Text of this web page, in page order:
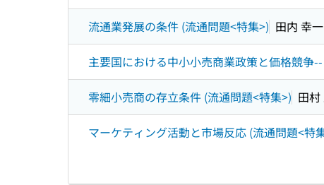
流通業発展の条件 (流通問題<特集>) 田内 幸一
主要国における中小小売商業政策と価格競争
零細小売商の存立条件 (流通問題<特集>) 田村
マーケティング活動と市場反応 (流通問題<特